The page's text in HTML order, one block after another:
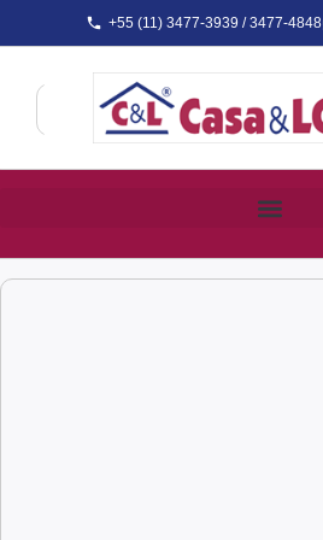
+55 (11) 3477-3939 / 3477-4848